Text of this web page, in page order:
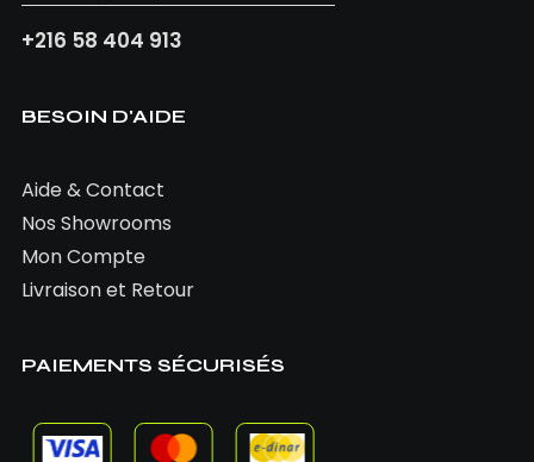
+216 58 404 913
BESOIN D'AIDE
Aide & Contact
Nos Showrooms
Mon Compte
Livraison et Retour
PAIEMENTS SÉCURISÉS